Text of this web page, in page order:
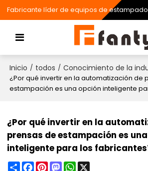
Fabricante líder de equipos de
Inicio / todos / Conocimiento de la
¿Por qué invertir en la automatización de
estampación es una opción inteligente
¿Por qué invertir en la
prensas de estampación es
inteligente para los
ShareFacebook
PinterestMastodonWhatsApp